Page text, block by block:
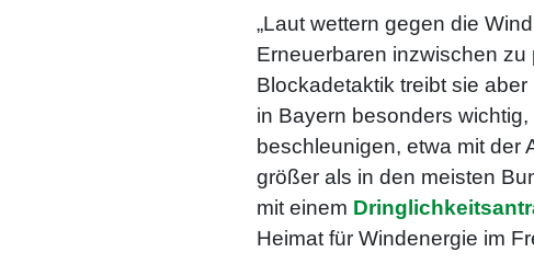
„Laut wettern gegen die
Erneuerbaren inzwischen zu
Blockadetaktik treibt sie
in Bayern besonders
beschleunigen, etwa mit der
größer als in den meisten
mit einem
Heimat für Windenergie im